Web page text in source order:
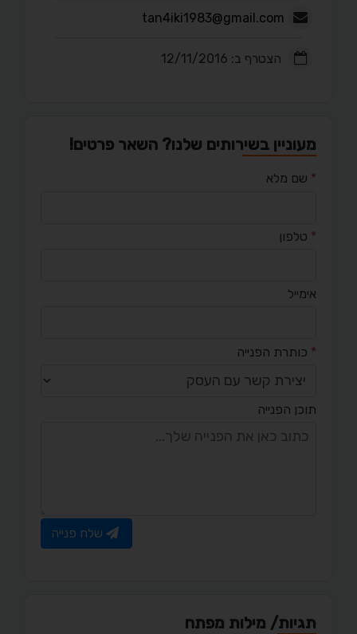
tan4iki1983@gmail.com
הצטרף ב: 12/11/2016
מעוניין בשירותים שלנו? השאר פרטים!
* שם מלא
* טלפון
אימייל
* כותרת הפנייה
תוכן הפנייה
שלח פנייה
תגיות/ מילות מפתח